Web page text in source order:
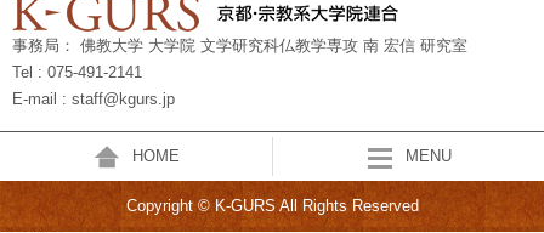
事務局： 佛教大学 大学院 文学研究科仏教学専攻 南 宏信 研究室
Tel : 075-491-2141
E-mail : staff@kgurs.jp
HOME MENU
Copyright © K-GURS All Rights Reserved